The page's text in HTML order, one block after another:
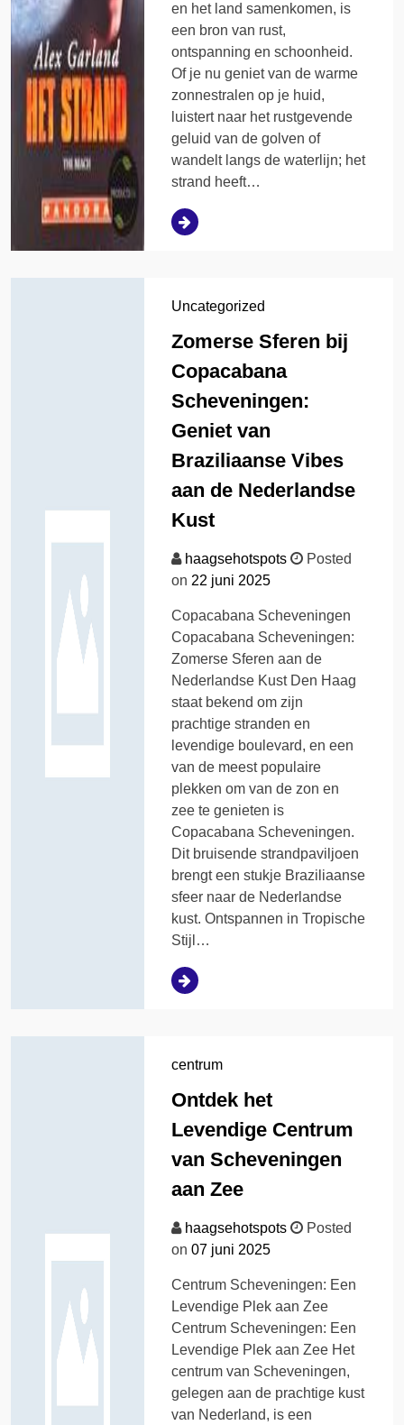
en het land samenkomen, is
een bron van rust,
ontspanning en schoonheid.
Of je nu geniet van de warme
zonnestralen op je huid,
luistert naar het rustgevende
geluid van de golven of
wandelt langs de waterlijn; het
strand heeft…
Uncategorized
Zomerse Sferen bij
Copacabana
Scheveningen:
Geniet van
Braziliaanse Vibes
aan de Nederlandse
Kust
haagsehotspots
Posted
on22 juni 2025
Copacabana Scheveningen
Copacabana Scheveningen:
Zomerse Sferen aan de
Nederlandse Kust Den Haag
staat bekend om zijn
prachtige stranden en
levendige boulevard, en een
van de meest populaire
plekken om van de zon en
zee te genieten is
Copacabana Scheveningen.
Dit bruisende strandpaviljoen
brengt een stukje Braziliaanse
sfeer naar de Nederlandse
kust. Ontspannen in Tropische
Stijl…
centrum
Ontdek het
Levendige Centrum
van Scheveningen
aan Zee
haagsehotspots
Posted
on07 juni 2025
Centrum Scheveningen: Een
Levendige Plek aan Zee
Centrum Scheveningen: Een
Levendige Plek aan Zee Het
centrum van Scheveningen,
gelegen aan de prachtige kust
van Nederland, is een